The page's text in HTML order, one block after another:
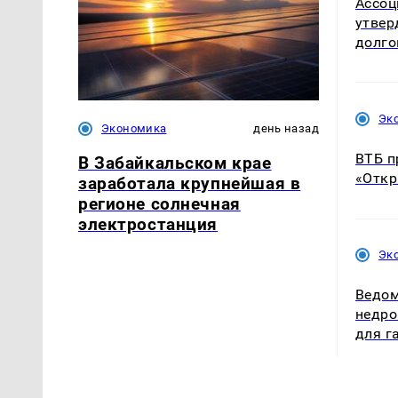
Экономика день назад
В Забайкальском крае
заработала крупнейшая в
регионе солнечная
электростанция
ВТБ
для